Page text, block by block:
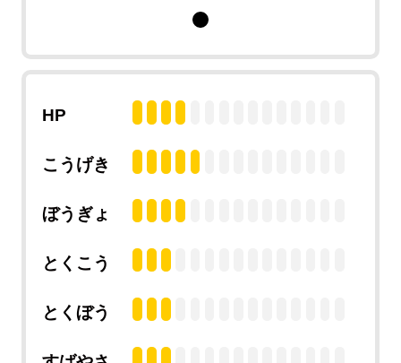
HP
こうげき
ぼうぎょ
とくこう
とくぼう